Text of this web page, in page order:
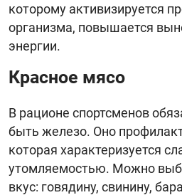
которому активизируется
организма, повышается
энергии.
Красное мясо
В рационе спортсменов
быть железо. Оно
которая характеризуется
утомляемостью. Можно
вкус: говядину, свинину,